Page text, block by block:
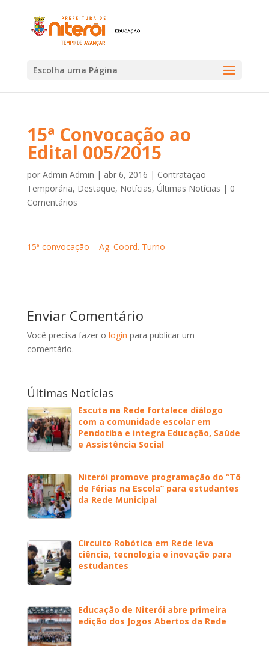
Escolha uma Página
15ª Convocação ao
Edital 005/2015
por Admin Admin | abr 6, 2016 | Contratação
Temporária, Destaque, Notícias, Últimas Notícias | 0
Comentários
15ª convocação = Ag. Coord. Turno
Enviar Comentário
Você precisa fazer o login para publicar um
comentário.
Últimas Notícias
Escuta na Rede fortalece diálogo
com a comunidade escolar em
Pendotiba e integra Educação, Saúde
e Assistência Social
Niterói promove programação do “Tô
de Férias na Escola” para estudantes
da Rede Municipal
Circuito Robótica em Rede leva
ciência, tecnologia e inovação para
estudantes
Educação de Niterói abre primeira
edição dos Jogos Abertos da Rede